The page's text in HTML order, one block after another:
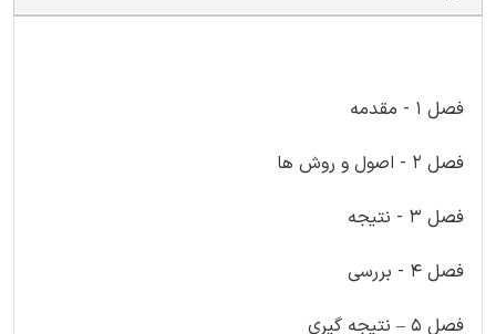
فصل 1 - مقدمه
فصل 2 - اصول و روش ها
فصل 3 - نتیجه
فصل 4 - بررسی
فصل 5 – نتیجه گیری